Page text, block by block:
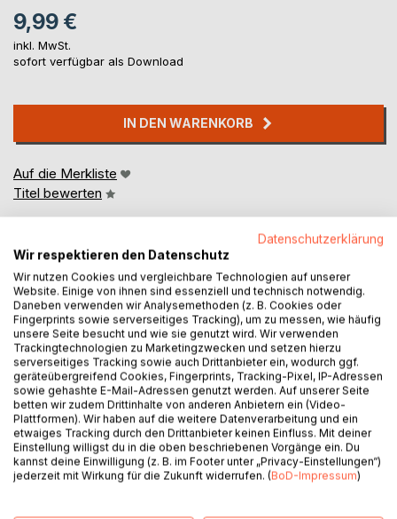
9,99 €
inkl. MwSt.
sofort verfügbar als Download
IN DEN WARENKORB
Auf die Merkliste
Titel bewerten
BESCHREIBUNG
(Azurblaues Herz, rotschwarzes Blut) ... ist der erste Teil
meiner zweiteiligen Biographie. Im ersten Band erzähle ich
über meine Liebe zum AC Milan, zur Squadra Azzurra und
zu Eros Ramazzotti. Allerdings auch über die Geschichte
der großen italienischen Fußballvereine. Und wie sich der
Fußball in den letzten 30 Jahren entwickelt hat, was er für
Datenschutzerklärung
Wir respektieren den Datenschutz
Wir nutzen Cookies und vergleichbare Technologien auf unserer
Website. Einige von ihnen sind essenziell und technisch notwendig.
Daneben verwenden wir Analysemethoden (z. B. Cookies oder
Fingerprints sowie serverseitiges Tracking), um zu messen, wie häufig
unsere Seite besucht und wie sie genutzt wird. Wir verwenden
Trackingtechnologien zu Marketingzwecken und setzen hierzu
serverseitiges Tracking sowie auch Drittanbieter ein, wodurch ggf.
geräteübergreifend Cookies, Fingerprints, Tracking-Pixel, IP-Adressen
sowie gehashte E-Mail-Adressen genutzt werden. Auf unserer Seite
betten wir zudem Drittinhalte von anderen Anbietern ein (Video-
Plattformen). Wir haben auf die weitere Datenverarbeitung und ein
etwaiges Tracking durch den Drittanbieter keinen Einfluss. Mit deiner
Einstellung willigst du in die oben beschriebenen Vorgänge ein. Du
kannst deine Einwilligung (z. B. im Footer unter „Privacy-Einstellungen“)
jederzeit mit Wirkung für die Zukunft widerrufen. (BoD-Impressum)